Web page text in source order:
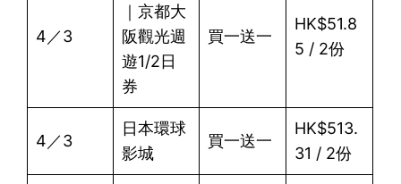
4／3
｜京都大
阪觀光週
遊1/2日
券
買一送一
HK$51.8
5 / 2份
4／3
日本環球
影城
買一送一
HK$513.
31 / 2份